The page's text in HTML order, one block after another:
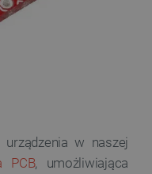
w naszej
PCB, umożliwiająca